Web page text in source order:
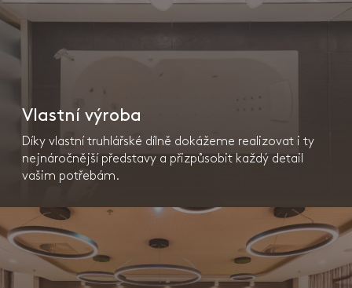
Vlastní výroba
Díky vlastní truhlářské dílně dokážeme realizovat i ty
nejnáročnější představy a přizpůsobit každý detail
vašim potřebám.